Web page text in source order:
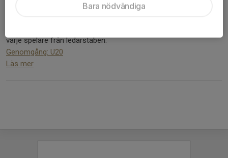
varje spelare från ledarstaben.
Genomgång: U20
Läs mer
Bara nödvändiga